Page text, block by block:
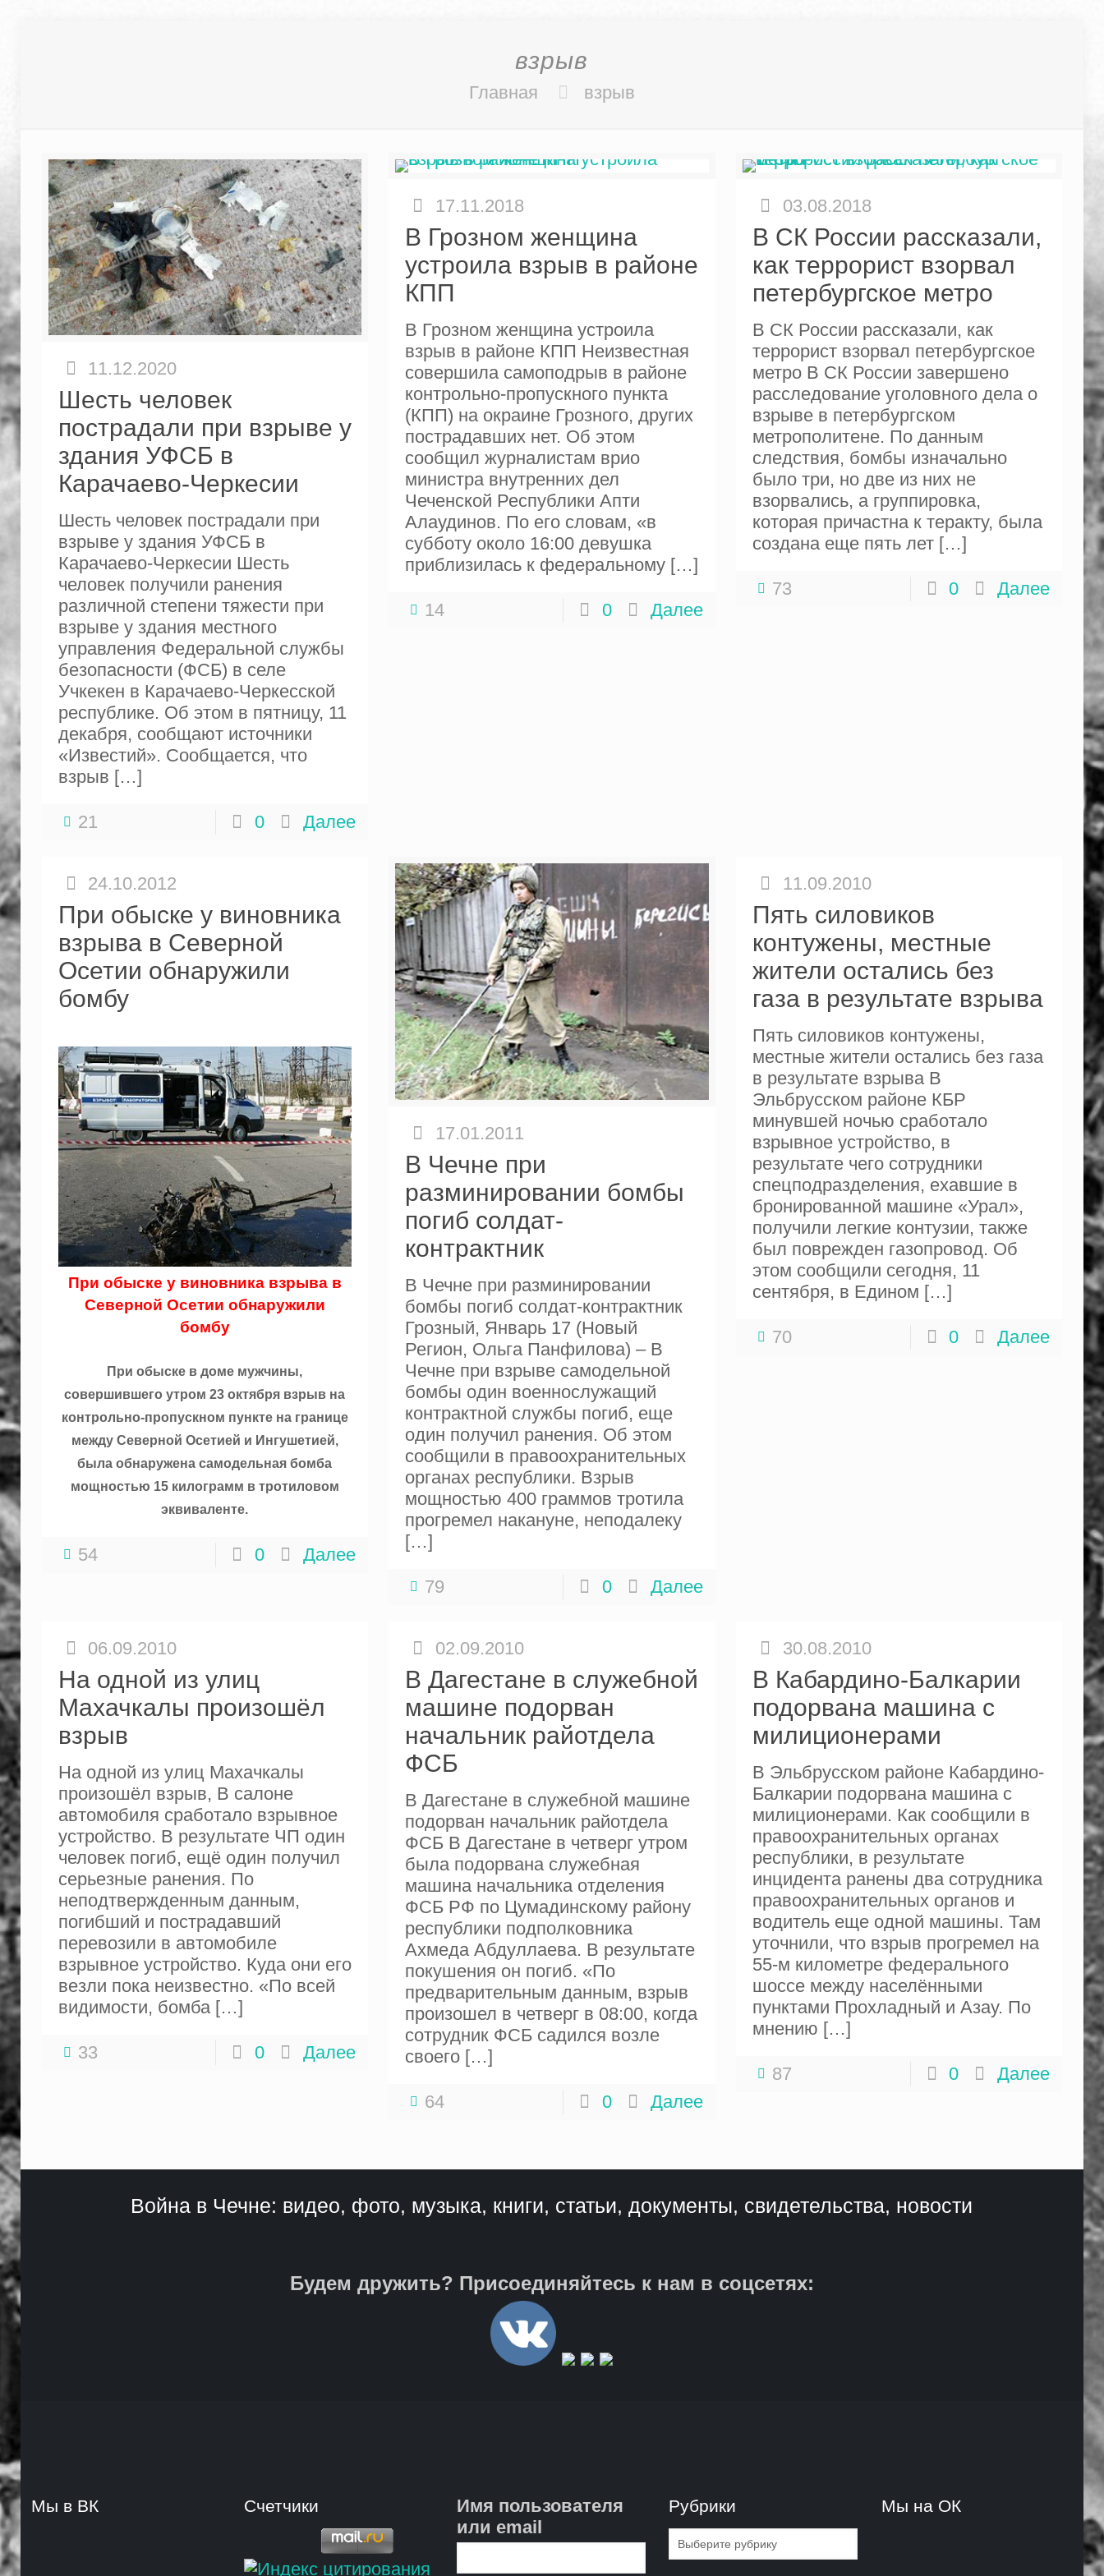
взрыв
Главная взрыв
11.12.2020
Шесть человек
пострадали при взрыве у
здания УФСБ в
Карачаево-Черкесии
Шесть человек пострадали при
взрыве у здания УФСБ в
Карачаево-Черкесии Шесть
человек получили ранения
различной степени тяжести при
взрыве у здания местного
управления Федеральной службы
безопасности (ФСБ) в селе
Учкекен в Карачаево-Черкесской
республике. Об этом в пятницу, 11
декабря, сообщают источники
«Известий». Сообщается, что
взрыв […]
21 0 Далее
17.11.2018
В Грозном женщина
устроила взрыв в районе
КПП
В Грозном женщина устроила
взрыв в районе КПП Неизвестная
совершила самоподрыв в районе
контрольно-пропускного пункта
(КПП) на окраине Грозного, других
пострадавших нет. Об этом
сообщил журналистам врио
министра внутренних дел
Чеченской Республики Апти
Алаудинов. По его словам, «в
субботу около 16:00 девушка
приблизилась к федеральному […]
14 0 Далее
03.08.2018
В СК России рассказали,
как террорист взорвал
петербургское метро
В СК России рассказали, как
террорист взорвал петербургское
метро В СК России завершено
расследование уголовного дела о
взрыве в петербургском
метрополитене. По данным
следствия, бомбы изначально
было три, но две из них не
взорвались, а группировка,
которая причастна к теракту, была
создана еще пять лет[…]
73 0 Далее
24.10.2012
При обыске у виновника
взрыва в Северной
Осетии обнаружили
бомбу
При обыске у виновника взрыва в
Северной Осетии обнаружили
бомбу
При обыске в доме мужчины,
совершившего утром 23 октября взрыв на
контрольно-пропускном пункте на границе
между Северной Осетией и Ингушетией,
была обнаружена самодельная бомба
мощностью 15 килограмм в тротиловом
эквиваленте.
54 0 Далее
17.01.2011
В Чечне при
разминировании бомбы
погиб солдат-
контрактник
В Чечне при разминировании
бомбы погиб солдат-контрактник
Грозный, Январь 17 (Новый
Регион, Ольга Панфилова) – В
Чечне при взрыве самодельной
бомбы один военнослужащий
контрактной службы погиб, еще
один получил ранения. Об этом
сообщили в правоохранительных
органах республики. Взрыв
мощностью 400 граммов тротила
прогремел накануне, неподалеку
[…]
79 0 Далее
11.09.2010
Пять силовиков
контужены, местные
жители остались без
газа в результате взрыва
Пять силовиков контужены,
местные жители остались без газа
в результате взрыва В
Эльбрусском районе КБР
минувшей ночью сработало
взрывное устройство, в
результате чего сотрудники
спецподразделения, ехавшие в
бронированной машине «Урал»,
получили легкие контузии, также
был поврежден газопровод. Об
этом сообщили сегодня, 11
сентября, в Едином […]
70 0 Далее
06.09.2010
На одной из улиц
Махачкалы произошёл
взрыв
На одной из улиц Махачкалы
произошёл взрыв, В салоне
автомобиля сработало взрывное
устройство. В результате ЧП один
человек погиб, ещё один получил
серьезные ранения. По
неподтвержденным данным,
погибший и пострадавший
перевозили в автомобиле
взрывное устройство. Куда они его
везли пока неизвестно. «По всей
видимости, бомба[…]
33 0 Далее
02.09.2010
В Дагестане в служебной
машине подорван
начальник райотдела
ФСБ
В Дагестане в служебной машине
подорван начальник райотдела
ФСБ В Дагестане в четверг утром
была подорвана служебная
машина начальника отделения
ФСБ РФ по Цумадинскому району
республики подполковника
Ахмеда Абдуллаева. В результате
покушения он погиб. «По
предварительным данным, взрыв
произошел в четверг в 08:00, когда
сотрудник ФСБ садился возле
своего […]
64 0 Далее
30.08.2010
В Кабардино-Балкарии
подорвана машина с
милиционерами
В Эльбрусском районе Кабардино-
Балкарии подорвана машина с
милиционерами. Как сообщили в
правоохранительных органах
республики, в результате
инцидента ранены два сотрудника
правоохранительных органов и
водитель еще одной машины. Там
уточнили, что взрыв прогремел на
55-м километре федерального
шоссе между населёнными
пунктами Прохладный и Азау. По
мнению […]
87 0 Далее
Война в Чечне: видео, фото, музыка, книги, статьи, документы, свидетельства, новости
Будем дружить? Присоединяйтесь к нам в соцсетях:
Мы в ВК Счетчики
Имя пользователя
или email
Рубрики
Рубрики
Мы на ОК